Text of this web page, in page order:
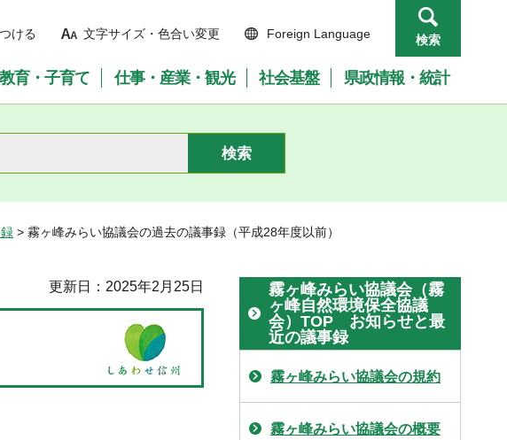
ける 文字サイズ・色合い変更 Foreign Language 検索
教育・子育て 仕事・産業・観光 社会基盤 県政情報・統計
> 霧ヶ峰みらい協議会の過去の議事録（平成28年度以前）
更新日：2025年2月25日
霧ヶ峰みらい協議会（霧
ヶ峰自然環境保全協議
会）TOP お知らせと最
近の議事録
霧ヶ峰みらい協議会の規約
霧ヶ峰みらい協議会の概要